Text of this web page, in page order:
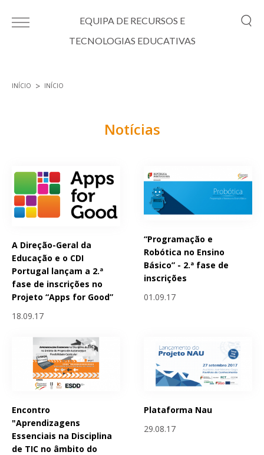
EQUIPA DE RECURSOS E
TECNOLOGIAS EDUCATIVAS
INÍCIO INÍCIO
Notícias
A Direção-Geral da
Educação e o CDI
Portugal lançam a 2.ª
fase de inscrições no
Projeto “Apps for Good”
18.09.17
“Programação e
Robótica no Ensino
Básico” - 2.ª fase de
inscrições
01.09.17
Encontro
"Aprendizagens
Essenciais na Disciplina
de TIC no âmbito do
Plataforma Nau
29.08.17
Páginas